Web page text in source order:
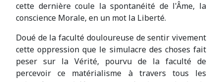
cette dernière coule la spontanéité de l'Âme, la
conscience Morale, en un mot la Liberté.
Doué de la faculté douloureuse de sentir vivement
cette oppression que le simulacre des choses fait
peser sur la Vérité, pourvu de la faculté de
percevoir ce matérialisme à travers tous les